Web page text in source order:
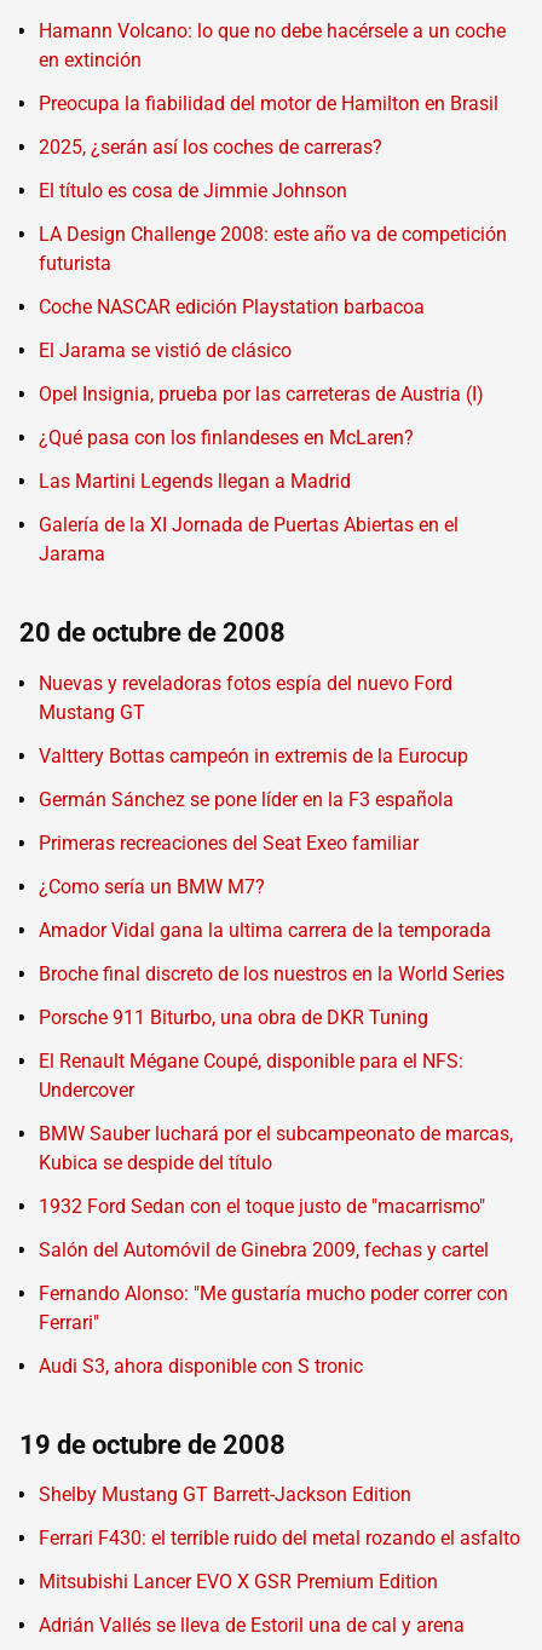
Hamann Volcano: lo que no debe hacérsele a un coche
en extinción
Preocupa la fiabilidad del motor de Hamilton en Brasil
2025, ¿serán así los coches de carreras?
El título es cosa de Jimmie Johnson
LA Design Challenge 2008: este año va de competición
futurista
Coche NASCAR edición Playstation barbacoa
El Jarama se vistió de clásico
Opel Insignia, prueba por las carreteras de Austria (I)
¿Qué pasa con los finlandeses en McLaren?
Las Martini Legends llegan a Madrid
Galería de la XI Jornada de Puertas Abiertas en el
Jarama
20 de octubre de 2008
Nuevas y reveladoras fotos espía del nuevo Ford
Mustang GT
Valttery Bottas campeón in extremis de la Eurocup
Germán Sánchez se pone líder en la F3 española
Primeras recreaciones del Seat Exeo familiar
¿Como sería un BMW M7?
Amador Vidal gana la ultima carrera de la temporada
Broche final discreto de los nuestros en la World Series
Porsche 911 Biturbo, una obra de DKR Tuning
El Renault Mégane Coupé, disponible para el NFS:
Undercover
BMW Sauber luchará por el subcampeonato de marcas,
Kubica se despide del título
1932 Ford Sedan con el toque justo de "macarrismo"
Salón del Automóvil de Ginebra 2009, fechas y cartel
Fernando Alonso: "Me gustaría mucho poder correr con
Ferrari"
Audi S3, ahora disponible con S tronic
19 de octubre de 2008
Shelby Mustang GT Barrett-Jackson Edition
Ferrari F430: el terrible ruido del metal rozando el asfalto
Mitsubishi Lancer EVO X GSR Premium Edition
Adrián Vallés se lleva de Estoril una de cal y arena